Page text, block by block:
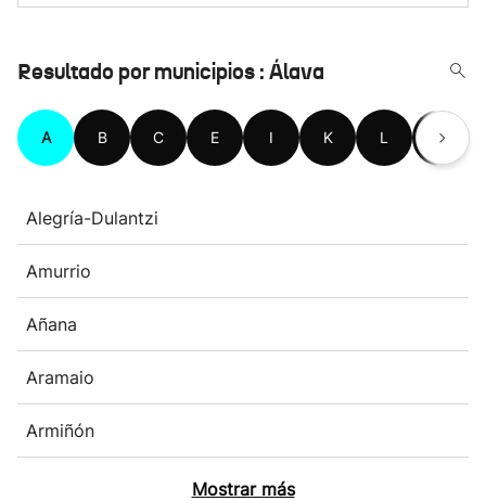
Resultado por municipios : Álava
A B C E I K L M
Alegría-Dulantzi
Amurrio
Añana
Aramaio
Armiñón
Mostrar más